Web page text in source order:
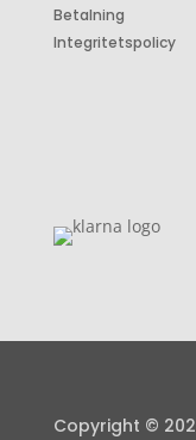
Betalning
Integritetspolicy
Copyright ©